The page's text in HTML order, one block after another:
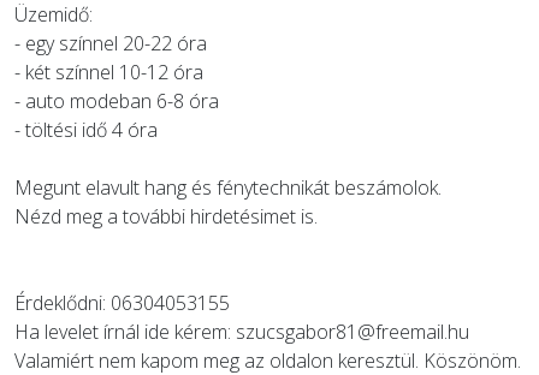
Üzemidő:
- egy színnel 20-22 óra
- két színnel 10-12 óra
- auto modeban 6-8 óra
- töltési idő 4 óra
Megunt elavult hang és fénytechnikát beszámolok.
Nézd meg a további hirdetésimet is.
Érdeklődni: 06304053155
Ha levelet írnál ide kérem: szucsgabor81@freemail.hu
Valamiért nem kapom meg az oldalon keresztül. Köszönöm.